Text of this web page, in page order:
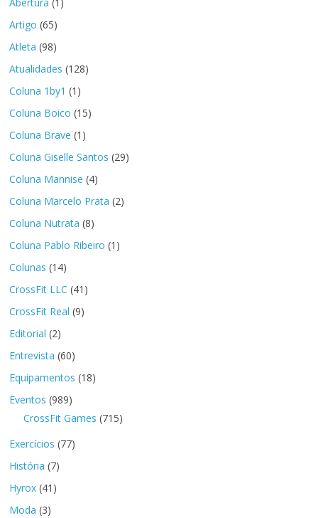
Artigo (65)
Atleta (98)
Atualidades (128)
Coluna 1by1 (1)
Coluna Boico (15)
Coluna Brave (1)
Coluna Giselle Santos (29)
Coluna Mannise (4)
Coluna Marcelo Prata (2)
Coluna Nutrata (8)
Coluna Pablo Ribeiro (1)
Colunas (14)
CrossFit LLC (41)
CrossFit Real (9)
Editorial (2)
Entrevista (60)
Equipamentos (18)
Eventos (989)
CrossFit Games (715)
Exercícios (77)
História (7)
Hyrox (41)
Moda (3)